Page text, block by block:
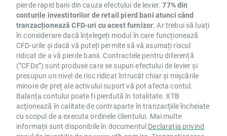
pierde rapid bani din cauza efectului de levier.77% din
conturile investitorilor de retail pierd bani atunci când
tranzacționează CFD-uri cu acest furnizor. Ar trebui să luați
în considerare dacă înțelegeți modul în care funcționează
CFD-urile și dacă vă puteți permite să vă asumați riscul
ridicat de a vă pierde banii. Contractele pentru diferență
(”CFDs”) sunt produse care se supun efectului de levier și
presupun un nivel de risc ridicat întrucât chiar și mișcările
minore de preț ale activului suport vă pot afecta contul.
Balanța contului poate fi pierdută în totalitate. XTB
acţionează în calitate de contraparte în tranzacţiile încheiate
cu scopul de a executa ordinele clientului. Mai multe
informații sunt disponibile în documentul Declarația privind